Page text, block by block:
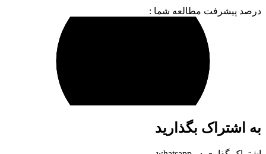
درصد پیشرفت مطالعه شما :
به اشتراک بگذارید